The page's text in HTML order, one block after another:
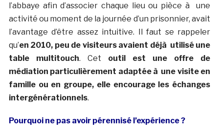
l’abbaye afin d’associer chaque lieu ou pièce à une
activité ou moment de la journée d’un prisonnier, avait
l’avantage d’être assez intuitive. Il faut se rappeler
qu’en 2010, peu de visiteurs avaient déjà utilisé une
table multitouch. Cet outil est une offre de
médiation particulièrement adaptée à une visite en
famille ou en groupe, elle encourage les échanges
intergénérationnels.
Pourquoi ne pas avoir pérennisé l’expérience ?